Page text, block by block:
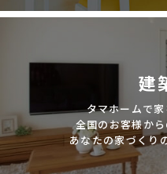
建
タマホームで
全国のお客様か
あなたの家づくり